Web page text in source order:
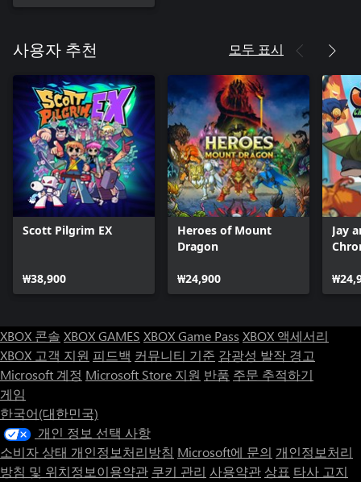
사용자 추천 모두 표시
Scott Pilgrim EX
₩38,900
Heroes of Mount
Dragon
₩24,900
Jay
XBOX 콘솔 XBOX GAMES XBOX Game Pass XBOX 액세서리
XBOX 고객 지원 피드백 커뮤니티 기준 감광성 발작 경고
Microsoft 계정 Microsoft Store 지원 반품 주문 추적하기
게임
한국어(대한민국)
개인 정보 선택 사항
소비자 상태 개인정보처리방침 Microsoft에 문의 개인정보처리
방침 및 위치정보이용약관 쿠키 관리 사용약관 상표 타사 고지